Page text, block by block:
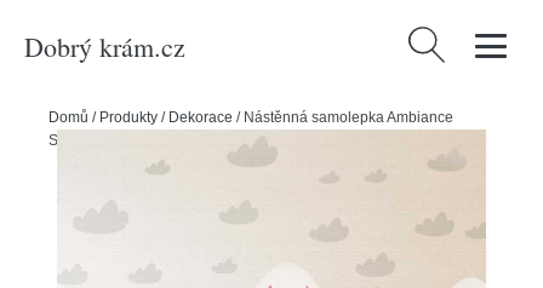
Dobrý krám.cz Vyhledávání
Domů / Produkty / Dekorace / Nástěnná samolepka Ambiance
Scandinavian Giant Mountains Elika